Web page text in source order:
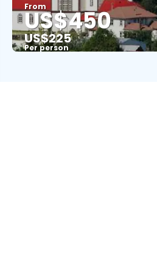
From
US$450
US$225
Per person